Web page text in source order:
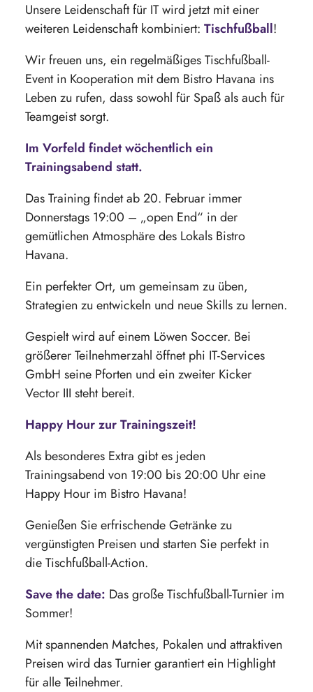
Unsere Leidenschaft für IT wird jetzt mit einer
weiteren Leidenschaft kombiniert: Tischfußball!
Wir freuen uns, ein regelmäßiges Tischfußball-
Event in Kooperation mit dem Bistro Havana ins
Leben zu rufen, dass sowohl für Spaß als auch für
Teamgeist sorgt.
Im Vorfeld findet wöchentlich ein
Trainingsabend statt.
Das Training findet ab 20. Februar immer
Donnerstags 19:00 – „open End“ in der
gemütlichen Atmosphäre des Lokals Bistro
Havana.
Ein perfekter Ort, um gemeinsam zu üben,
Strategien zu entwickeln und neue Skills zu lernen.
Gespielt wird auf einem Löwen Soccer. Bei
größerer Teilnehmerzahl öffnet phi IT-Services
GmbH seine Pforten und ein zweiter Kicker
Vector III steht bereit.
Happy Hour zur Trainingszeit!
Als besonderes Extra gibt es jeden
Trainingsabend von 19:00 bis 20:00 Uhr eine
Happy Hour im Bistro Havana!
Genießen Sie erfrischende Getränke zu
vergünstigten Preisen und starten Sie perfekt in
die Tischfußball-Action.
Save the date: Das große Tischfußball-Turnier im
Sommer!
Mit spannenden Matches, Pokalen und attraktiven
Preisen wird das Turnier garantiert ein Highlight
für alle Teilnehmer.